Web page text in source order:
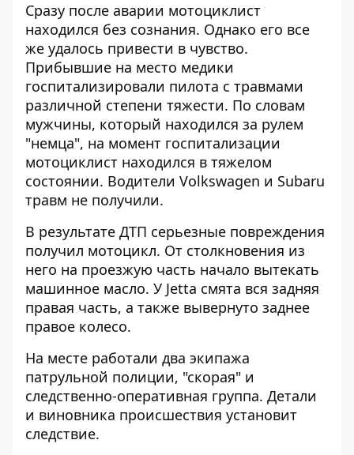
Сразу после аварии мотоциклист
находился без сознания. Однако его все
же удалось привести в чувство.
Прибывшие на место медики
госпитализировали пилота с травмами
различной степени тяжести. По словам
мужчины, который находился за рулем
"немца", на момент госпитализации
мотоциклист находился в тяжелом
состоянии. Водители Volkswagen и Subaru
травм не получили.
В результате ДТП серьезные повреждения
получил мотоцикл. От столкновения из
него на проезжую часть начало вытекать
машинное масло. У Jetta смята вся задняя
правая часть, а также вывернуто заднее
правое колесо.
На месте работали два экипажа
патрульной полиции, "скорая" и
следственно-оперативная группа. Детали
и виновника происшествия установит
следствие.